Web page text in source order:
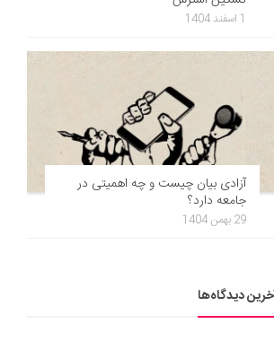
1 اسفند 1404
آزادی بیان چیست و چه اهمیتی در
جامعه دارد؟
29 بهمن 1404
دیدگاه‌ها